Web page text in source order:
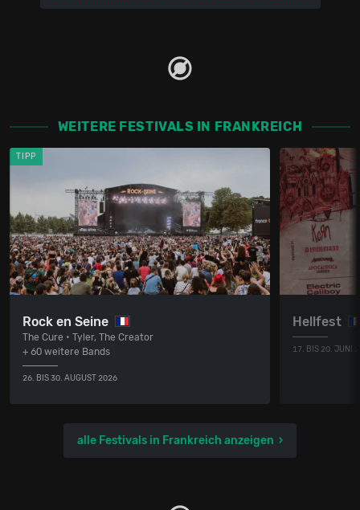
WEITERE FESTIVALS IN FRANKREICH
TIPP
Rock en Seine
The Cure • Tyler, The Creator
+ 60 weitere Bands
26. BIS 30. AUGUST 2026
Hellfest
17. BIS 20. JUNI
alle Festivals in Frankreich anzeigen